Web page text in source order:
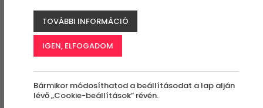
2023. NOVEMBER 30.
TOVÁBBI INFORMÁCIÓ
IGEN, ELFOGADOM
Bármikor módosíthatod a beállításodat a lap alján
lévő „Cookie-beállítások” révén.